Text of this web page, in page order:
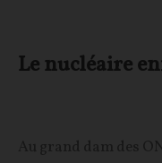
Le nucléaire